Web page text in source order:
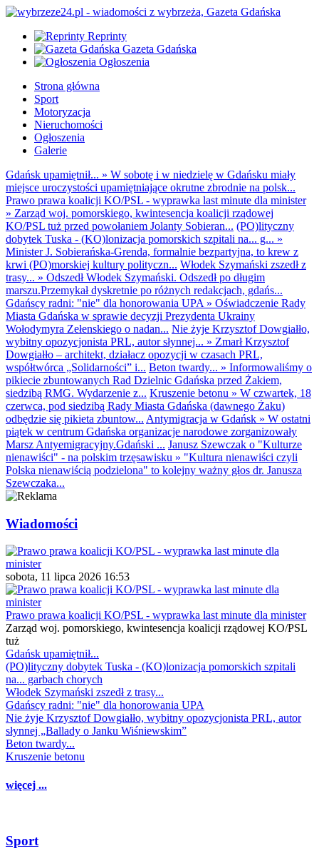
Reprinty
Gazeta Gdańska
Ogłoszenia
Strona główna
Sport
Motoryzacja
Nieruchomości
Ogłoszenia
Galerie
Gdańsk upamiętnił... » W sobotę i w niedzielę w Gdańsku miały
miejsce uroczystości upamiętniające okrutne zbrodnie na polsk...
Prawo prawa koalicji KO/PSL - wyprawka last minute dla minister
» Zarząd woj. pomorskiego, kwintesencja koalicji rządowej
KO/PSL tuż przed powołaniem Jolanty Sobieran... (PO)lityczny
dobytek Tuska - (KO)lonizacja pomorskich szpitali na... g... »
Minister J. Sobierańska-Grenda, formalnie bezpartyjna, to krew z
krwi (PO)morskiej kultury polityczn... Włodek Szymański zszedł z
trasy... » Odszedł Włodek Szymański. Odszedł po długim
marszu.Przemykał dyskretnie po różnych redakcjach, gdańs...
Gdańscy radni: "nie" dla honorowania UPA » Oświadczenie Rady
Miasta Gdańska w sprawie decyzji Prezydenta Ukrainy
Wołodymyra Zełenskiego o nadan... Nie żyje Krzysztof Dowgiałło,
wybitny opozycjonista PRL, autor słynnej... » Zmarł Krzysztof
Dowgiałło – architekt, działacz opozycji w czasach PRL,
współtwórca „Solidarności” i... Beton twardy... » Informowaliśmy o
pikiecie zbuntowanych Rad Dzielnic Gdańska przed Żakiem,
siedzibą RMG. Wydarzenie z... Kruszenie betonu » W czwartek, 18
czerwca, pod siedzibą Rady Miasta Gdańska (dawnego Żaku)
odbędzie się pikieta zbuntow... Antymigracja w Gdańsk » W ostatni
piątek w centrum Gdańska organizacje narodowe zorganizowały
Marsz Antyemigracyjny.Gdański ... Janusz Szewczak o "Kulturze
nienawiści" - na polskim trzęsawisku » "Kultura nienawiści czyli
Polska nienawiścią podzielona" to kolejny ważny głos dr. Janusza
Szewczaka...
Wiadomości
sobota, 11 lipca 2026 16:53
Prawo prawa koalicji KO/PSL - wyprawka last minute dla minister
Zarząd woj. pomorskiego, kwintesencja koalicji rządowej KO/PSL
tuż
Gdańsk upamiętnił...
(PO)lityczny dobytek Tuska - (KO)lonizacja pomorskich szpitali
na... garbach chorych
Włodek Szymański zszedł z trasy...
Gdańscy radni: "nie" dla honorowania UPA
Nie żyje Krzysztof Dowgiałło, wybitny opozycjonista PRL, autor
słynnej „Ballady o Janku Wiśniewskim”
Beton twardy...
Kruszenie betonu
więcej ...
Sport